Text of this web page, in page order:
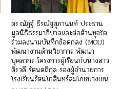
ดร.ณัฏฐ์ ธีรณัฐสุภานนท์ ประธาน
มูลนิธิธรรมาภิบาลและต่อต้านทุจริต
ร่วมลงนามบันทึกข้อตกลง (MOU)
พัฒนางานด้านวิชาการ พัฒนา
บุคลากร โครงการผู้เรียนกับนางสาว
ติรวดี รัตนตถิกุล รองผู้อำนวยการ
โรงเรียนรัตนโกสินทร์สมโภชบางเขน